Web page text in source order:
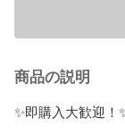
商品の説明
✨即購入大歓迎！